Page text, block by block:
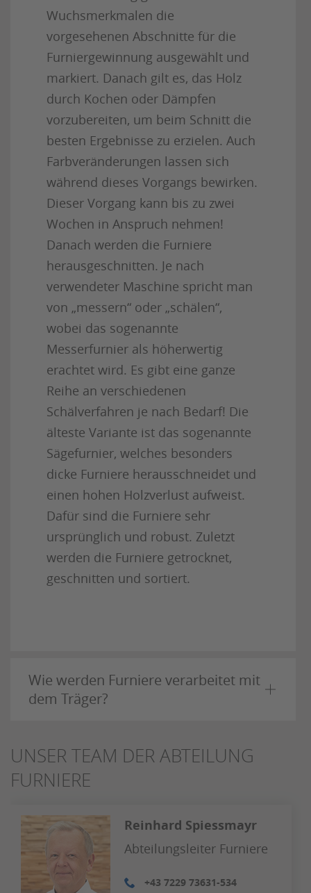
Wuchsmerkmalen die
vorgesehenen Abschnitte für die
Furniergewinnung ausgewählt und
markiert. Danach gilt es, das Holz
durch Kochen oder Dämpfen
vorzubereiten, um beim Schnitt die
besten Ergebnisse zu erzielen. Auch
Farbveränderungen lassen sich
während dieses Vorgangs bewirken.
Dieser Vorgang kann bis zu zwei
Wochen in Anspruch nehmen!
Danach werden die Furniere
herausgeschnitten. Je nach
verwendeter Maschine spricht man
von „messern“ oder „schälen“,
wobei das sogenannte
Messerfurnier als höherwertig
erachtet wird. Es gibt eine ganze
Reihe an verschiedenen
Schälverfahren je nach Bedarf! Die
älteste Variante ist das sogenannte
Sägefurnier, welches besonders
dicke Furniere herausschneidet und
einen hohen Holzverlust aufweist.
Dafür sind die Furniere sehr
ursprünglich und robust. Zuletzt
werden die Furniere getrocknet,
geschnitten und sortiert.
Wie werden Furniere verarbeitet mit
dem Träger?
UNSER TEAM DER ABTEILUNG
FURNIERE
Reinhard Spiessmayr
Abteilungsleiter Furniere
+43 7229 73631-534